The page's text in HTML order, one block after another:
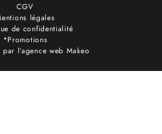
CGV
légales
de confidentialité
*Promotions
l’agence web Makeo